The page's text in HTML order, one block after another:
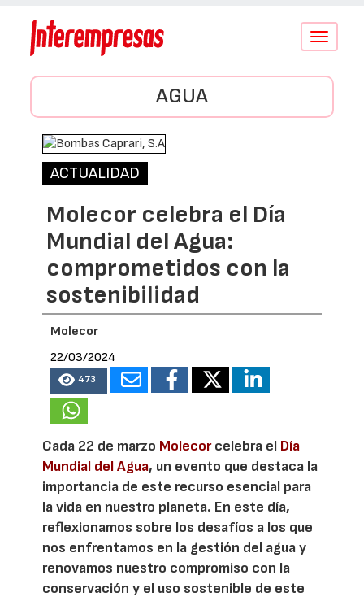
Conmutar
AGUA
ACTUALIDAD
Molecor celebra el Día
Mundial del Agua:
comprometidos con la
sostenibilidad
Molecor
22/03/2024
473
Cada 22 de marzo Molecorcelebra el Día
Mundial del Agua, un evento que destaca la
importancia de este recurso esencial para
la vida en nuestro planeta. En este día,
reflexionamos sobre los desafíos a los que
nos enfrentamos en la gestión del agua y
renovamos nuestro compromiso con la
conservación y el uso sostenible de este